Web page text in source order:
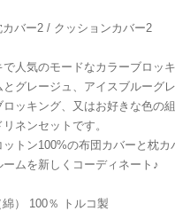
バー2 / クッションカバー2
で人気のモードなカラーブロッ
とグレージュ、アイスブルーグ
ッキング、又はお好きな色の
ネンセットです。
ットン100%の布団カバーと枕カ
ムを新しくコーディネート♪
） 100％ トルコ製